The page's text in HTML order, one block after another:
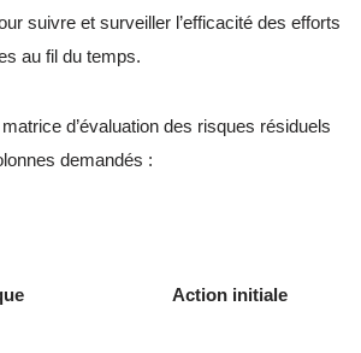
suivre et surveiller l’efficacité des efforts
au fil du temps.
d’évaluation des risques résiduels
demandés :
Action initiale